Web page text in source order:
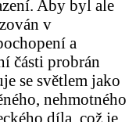
Aby byl ale
v
a
části probrán
se světlem jako
nehmotného
díla, což je